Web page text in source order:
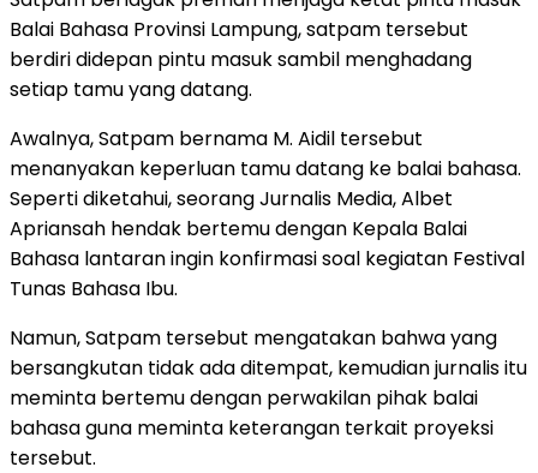
Balai Bahasa Provinsi Lampung, satpam tersebut
berdiri didepan pintu masuk sambil menghadang
setiap tamu yang datang.
Awalnya, Satpam bernama M. Aidil tersebut
menanyakan keperluan tamu datang ke balai bahasa.
Seperti diketahui, seorang Jurnalis Media, Albet
Apriansah hendak bertemu dengan Kepala Balai
Bahasa lantaran ingin konfirmasi soal kegiatan Festival
Tunas Bahasa Ibu.
Namun, Satpam tersebut mengatakan bahwa yang
bersangkutan tidak ada ditempat, kemudian jurnalis itu
meminta bertemu dengan perwakilan pihak balai
bahasa guna meminta keterangan terkait proyeksi
tersebut.